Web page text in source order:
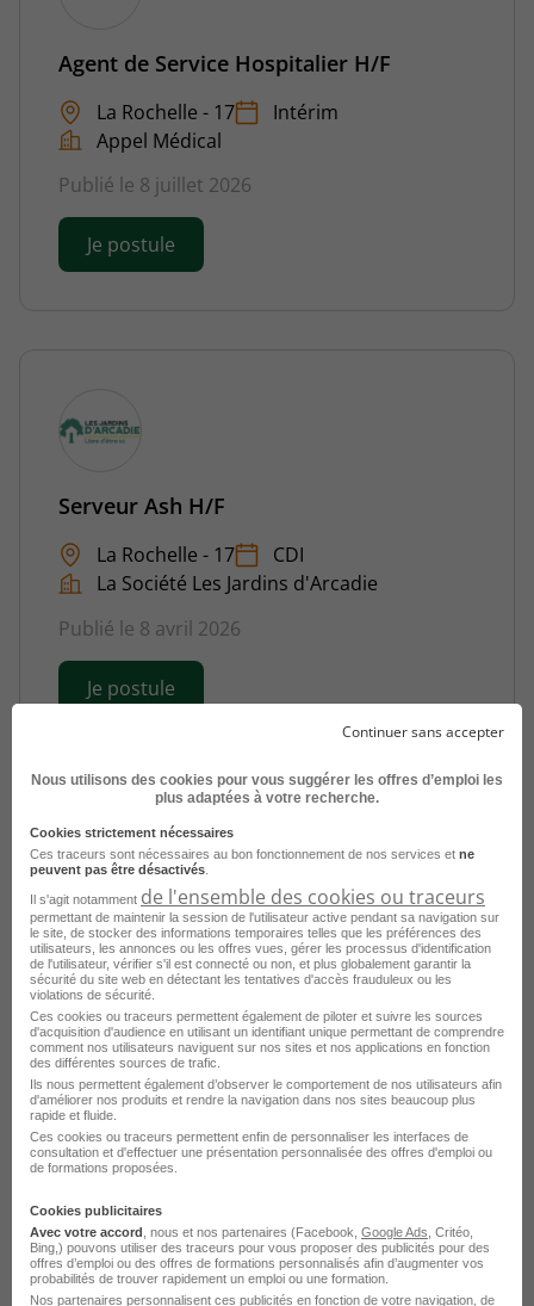
Agent de Service Hospitalier H/F
La Rochelle - 17
Intérim
Appel Médical
Publié le 8 juillet 2026
Je postule
Serveur Ash H/F
La Rochelle - 17
CDI
La Société Les Jardins d'Arcadie
Publié le 8 avril 2026
Je postule
Ashq Pole Femme Enfant H/F
La Rochelle - 17
Groupe Hospitalier La Rochelle-Ré-Aunis
Publié le 30 août 2025
Je postule
Continuer sans accepter
Nous utilisons des cookies pour vous suggérer les offres d’emploi les
plus adaptées à votre recherche.
Cookies strictement nécessaires
Ces traceurs sont nécessaires au bon fonctionnement de nos services et ne
peuvent pas être désactivés
Il s'agit notamment de l'ensemble des cookies ou traceurs
permettant de maintenir la session de l'utilisateur active pendant sa navigation sur
le site, de stocker des informations temporaires telles que les préférences des
utilisateurs, les annonces ou les offres vues, gérer les processus d'identification
de l'utilisateur, vérifier s'il est connecté ou non, et plus globalement garantir la
sécurité du site web en détectant les tentatives d'accès frauduleux ou les
violations de sécurité.
Ces cookies ou traceurs permettent également de piloter et suivre les sources
d'acquisition d'audience en utilisant un identifiant unique permettant de comprendre
comment nos utilisateurs naviguent sur nos sites et nos applications en fonction
des différentes sources de trafic.
Ils nous permettent également d’observer le comportement de nos utilisateurs afin
d'améliorer nos produits et rendre la navigation dans nos sites beaucoup plus
rapide et fluide.
Ces cookies ou traceurs permettent enfin de personnaliser les interfaces de
consultation et d'effectuer une présentation personnalisée des offres d'emploi ou
de formations proposées.
Cookies publicitaires
Avec votre accord , nous et nos partenaires (Facebook, Google Ads , Critéo,
Bing,) pouvons utiliser des traceurs pour vous proposer des publicités pour des
offres d’emploi ou des offres de formations personnalisés afin d’augmenter vos
probabilités de trouver rapidement un emploi ou une formation.
Nos partenaires personnalisent ces publicités en fonction de votre navigation, de